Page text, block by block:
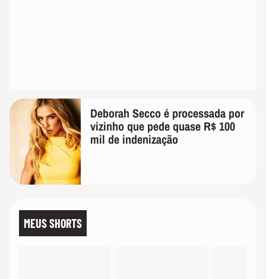
Deborah Secco é processada por
vizinho que pede quase R$ 100
mil de indenização
MEUS SHORTS